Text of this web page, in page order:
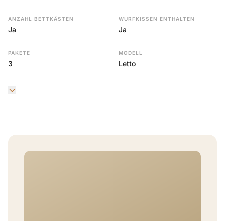
ANZAHL BETTKÄSTEN
Ja
WURFKISSEN ENTHALTEN
Ja
PAKETE
3
MODELL
Letto